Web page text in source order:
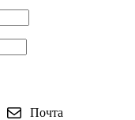
Почта